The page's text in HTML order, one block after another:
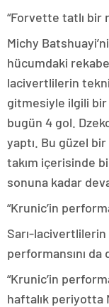
“Forvette tatlı bir
Michy
hücumdaki
lacivertlilerin
gitmesiyle ilgili bir
bugün 4 gol.
yaptı. Bu güzel
takım içerisinde
sonuna kadar
“Krunic’in
Sarı-
performansını
“Krunic’in
haftalık periyotta